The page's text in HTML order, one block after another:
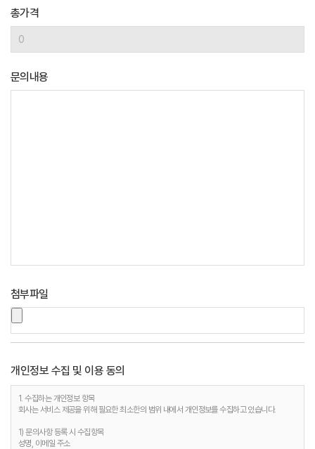
총가격
문의내용
첨부파일
개인정보 수집 및 이용 동의
1. 수집하는 개인정보 항목
회사는 서비스 제공을 위해 필요한 최소한의 범위 내에서 개인정보를 수집하고 있습니다.
1) 문의사항 등록 시 수집항목
성명, 이메일 주소